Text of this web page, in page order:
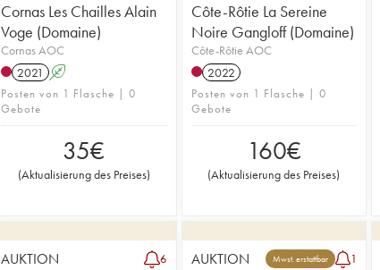
Cornas Les Chailles Alain
Voge (Domaine)
Cornas AOC
2021 A
Posten von 1 Flasche | 0
Gebote
35€
(Aktualisierung des Preises)
Côte-Rôtie La Sereine
Noire Gangloff (Domaine)
Côte-Rôtie AOC
2022
Posten von 1 Flasche | 0
Gebote
160€
(Aktualisierung des Preises)
AUKTION 6 AUKTION Mwst. erstattbar 1